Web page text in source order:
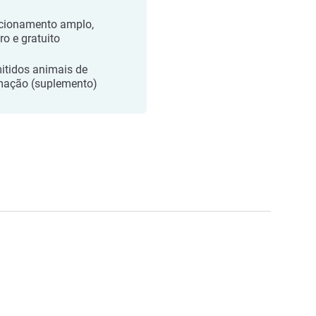
amplo,
e gratuito
animais de
(suplemento)